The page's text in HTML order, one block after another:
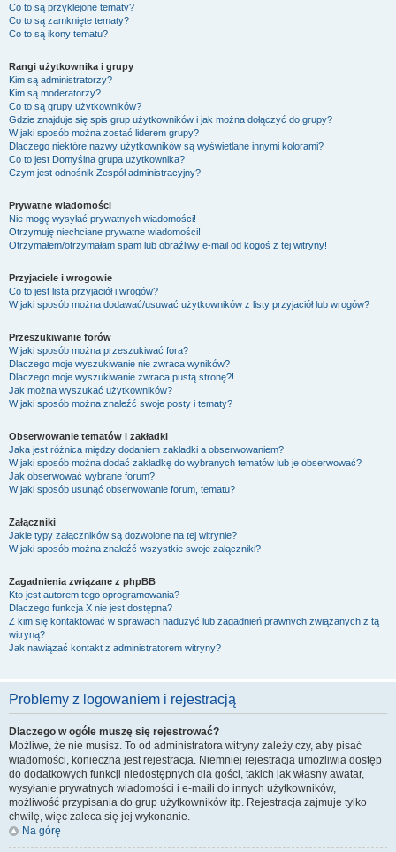
Co to są przyklejone tematy?
Co to są zamknięte tematy?
Co to są ikony tematu?
Rangi użytkownika i grupy
Kim są administratorzy?
Kim są moderatorzy?
Co to są grupy użytkowników?
Gdzie znajduje się spis grup użytkowników i jak można dołączyć do grupy?
W jaki sposób można zostać liderem grupy?
Dlaczego niektóre nazwy użytkowników są wyświetlane innymi kolorami?
Co to jest Domyślna grupa użytkownika?
Czym jest odnośnik Zespół administracyjny?
Prywatne wiadomości
Nie mogę wysyłać prywatnych wiadomości!
Otrzymuję niechciane prywatne wiadomości!
Otrzymałem/otrzymałam spam lub obraźliwy e-mail od kogoś z tej witryny!
Przyjaciele i wrogowie
Co to jest lista przyjaciół i wrogów?
W jaki sposób można dodawać/usuwać użytkowników z listy przyjaciół lub wrogów?
Przeszukiwanie forów
W jaki sposób można przeszukiwać fora?
Dlaczego moje wyszukiwanie nie zwraca wyników?
Dlaczego moje wyszukiwanie zwraca pustą stronę?!
Jak można wyszukać użytkowników?
W jaki sposób można znaleźć swoje posty i tematy?
Obserwowanie tematów i zakładki
Jaka jest różnica między dodaniem zakładki a obserwowaniem?
W jaki sposób można dodać zakładkę do wybranych tematów lub je obserwować?
Jak obserwować wybrane forum?
W jaki sposób usunąć obserwowanie forum, tematu?
Załączniki
Jakie typy załączników są dozwolone na tej witrynie?
W jaki sposób można znaleźć wszystkie swoje załączniki?
Zagadnienia związane z phpBB
Kto jest autorem tego oprogramowania?
Dlaczego funkcja X nie jest dostępna?
Z kim się kontaktować w sprawach nadużyć lub zagadnień prawnych związanych z tą
witryną?
Jak nawiązać kontakt z administratorem witryny?
Problemy z logowaniem i rejestracją
Dlaczego w ogóle muszę się rejestrować?
Możliwe, że nie musisz. To od administratora witryny zależy czy, aby pisać
wiadomości, konieczna jest rejestracja. Niemniej rejestracja umożliwia dostęp
do dodatkowych funkcji niedostępnych dla gości, takich jak własny awatar,
wysyłanie prywatnych wiadomości i e-maili do innych użytkowników,
możliwość przypisania do grup użytkowników itp. Rejestracja zajmuje tylko
chwilę, więc zaleca się jej wykonanie.
Na górę